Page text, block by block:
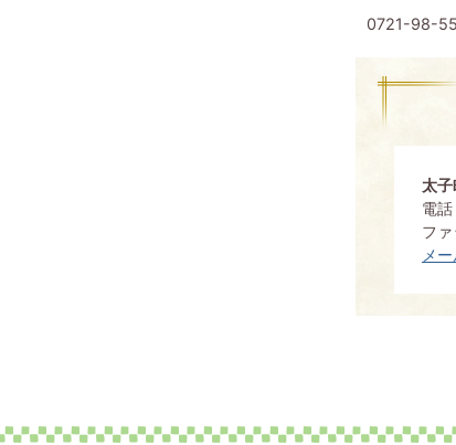
0721-98-
太
電
フ
メ